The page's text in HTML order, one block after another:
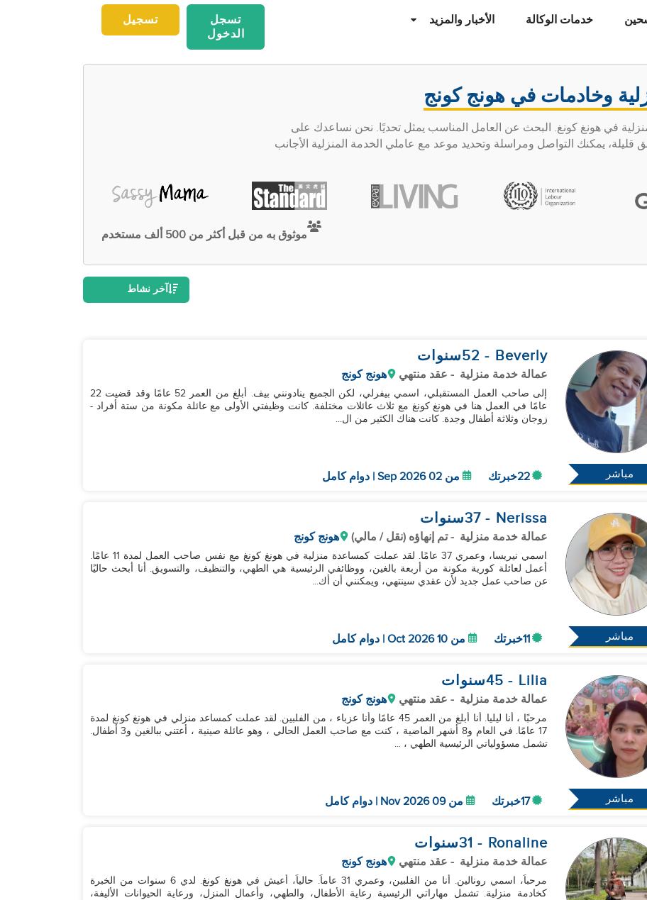
خدمات الوكالة الأخبار والمزيد تسجيل
تسجل
الدخول
وخادمات في هونج كونج
الخدمة المنزلية في هونغ كونغ. البحث عن العامل المناسب يمثل تحديًا. نحن نساعدك على
يمكنك التواصل ومراسلة وتحديد موعد مع عاملي الخدمة المنزلية الأجانب
موثوق به من قبل أكثر من 500 ألف مستخدم
آخر نشاط
مباشر
Beverly
- 52 سنوات
عمالة خدمة منزلية - عقد منتهي هونج كونج
إلى صاحب العمل المستقبلي، اسمي بيفرلي، لكن الجميع ينادونني بيف. أبلغ من العمر 52 عامًا وقد قضيت 22
عامًا في العمل هنا في هونغ كونغ مع ثلاث عائلات مختلفة. كانت وظيفتي الأولى مع عائلة مكونة من ستة أفراد -
زوجان وثلاثة أطفال وجدة. كانت هناك الكثير من ال...
22خبرتك من 02 Sep 2026 | دوام كامل
مباشر
Nerissa
- 37 سنوات
عمالة خدمة منزلية - تم إنهاؤه (نقل / مالي) هونج كونج
اسمي نيريسا، وعمري 37 عامًا. لقد عملت كمساعدة منزلية في هونغ كونغ مع نفس صاحب العمل لمدة 11 عامًا.
أعمل لعائلة كورية مكونة من أربعة بالغين، ووظائفي الرئيسية هي الطهي، والتنظيف، والتسويق. أنا أبحث حاليًا
عن صاحب عمل جديد لأن عقدي سينتهي، ويمكنني أن أك...
11خبرتك من 10 Oct 2026 | دوام كامل
مباشر
Lilia
- 45 سنوات
عمالة خدمة منزلية - عقد منتهي هونج كونج
مرحبًا ، أنا ليليا. أنا أبلغ من العمر 45 عامًا وأنا عزباء ، من الفلبين. لقد عملت كمساعد منزلي في هونغ كونغ لمدة
17 عامًا. في العام و8 أشهر الماضية ، كنت مع صاحب العمل الحالي ، وهو عائلة صينية ، أعتني ببالغين و3 أطفال.
تشمل مسؤولياتي الرئيسية الطهي ، ...
17خبرتك من 09 Nov 2026 | دوام كامل
Ronaline
- 31 سنوات
عمالة خدمة منزلية - عقد منتهي هونج كونج
مرحباً، اسمي رونالين. أنا من الفلبين، وعمري 31 عاماً. حالياً، أعيش في هونغ كونغ. لدي 6 سنوات من الخبرة
كخادمة منزلية. تشمل مهاراتي الرئيسية رعاية الأطفال، والطهي، وأعمال المنزل، ورعاية الحيوانات الأليفة،